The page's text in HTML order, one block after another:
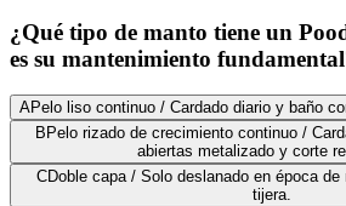
¿Qué tipo de manto tiene un
es su mantenimiento
APelo liso continuo / Cardado diario y baño
B Pelo rizado de crecimiento continuo /
abiertas metalizado y corte
CDoble capa / Solo deslanado en época
tijera.